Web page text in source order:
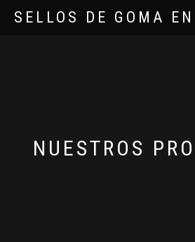
SELLOS DE GOMA
NUESTROS